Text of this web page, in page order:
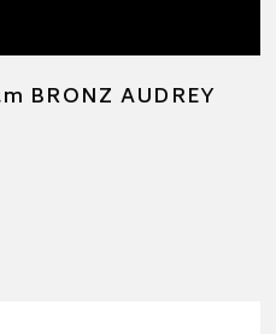
BRONZ AUDREY